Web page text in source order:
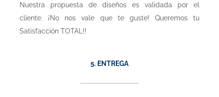
Nuestra propuesta de diseños es validada por el
cliente. ¡No nos vale que te guste! Queremos tu
Satisfacción TOTAL!!
5. ENTREGA